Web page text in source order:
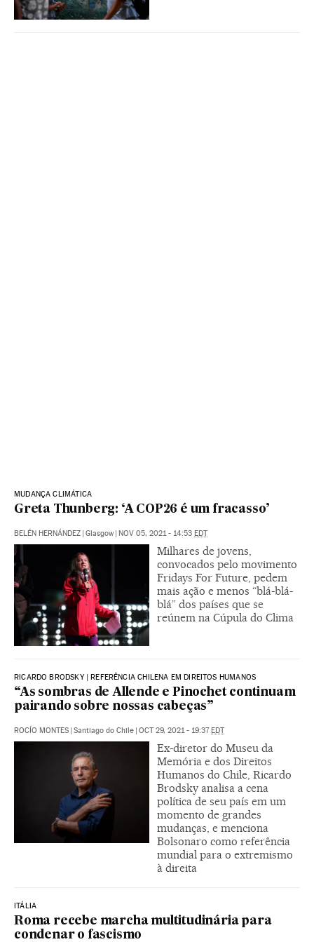
MUDANÇA CLIMÁTICA
Greta Thunberg: ‘A COP26 é um fracasso’
BELÉN HERNÁNDEZ | Glasgow | NOV 05, 2021 - 14:53 EDT
Milhares de jovens,
convocados pelo movimento
Fridays For Future, pedem
mais ação e menos “blá-blá-
blá” dos países que se
reúnem na Cúpula do Clima
RICARDO BRODSKY | REFERÊNCIA CHILENA EM DIREITOS HUMANOS
“As sombras de Allende e Pinochet continuam
pairando sobre nossas cabeças”
ROCÍO MONTES | Santiago do Chile | OCT 29, 2021 - 19:37EDT
Ex-diretor do Museu da
Memória e dos Direitos
Humanos do Chile, Ricardo
Brodsky analisa a cena
política de seu país em um
momento de grandes
mudanças, e menciona
Bolsonaro como referência
mundial para o extremismo
à direita
ITÁLIA
Roma recebe marcha multitudinária para
condenar o fascismo